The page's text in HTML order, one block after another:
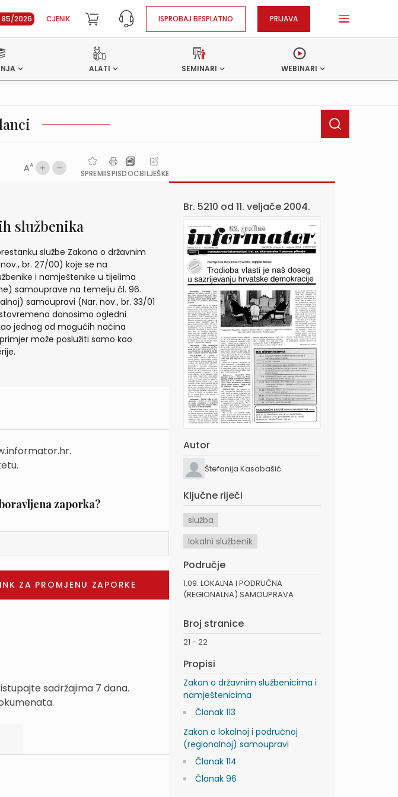
85/2026 CJENIK ISPROBAJ BESPLATNO PRIJAVA
ALATI SEMINARI WEBINARI
AA
SPREMIISPISDOCBILJEŠKE
službenika
službe Zakona o državnim
br. 27/00) koje se na
i namještenike u tijelima
samouprave na temelju čl. 96.
samoupravi (Nar. nov., br. 33/01
donosimo ogledni
jednog od mogućih načina
može poslužiti samo kao
zaporka?
sadržajima 7 dana.
Br. 5210 od 11. veljače 2004.
Autor
Štefanija Kasabašić
Ključne riječi
služba
lokalni službenik
Područje
1.09. LOKALNA I PODRUČNA
(REGIONALNA) SAMOUPRAVA
Broj stranice
21 - 22
Propisi
Zakon o državnim službenicima i
namještenicima
Članak 113
Zakon o lokalnoj i područnoj
(regionalnoj) samoupravi
Članak 114
Članak 96